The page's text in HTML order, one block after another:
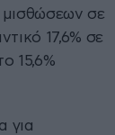
μισθώσεων σε
17,6% σε
15,6%
για